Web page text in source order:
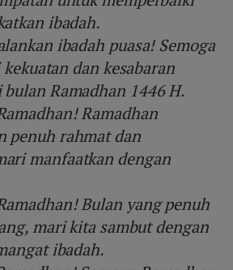
ibadah.
ibadah puasa! Semoga
dan kesabaran
Ramadhan 1446 H.
Ramadhan
penuh rahmat dan
manfaatkan dengan
Bulan yang penuh
mari kita sambut dengan
ibadah.